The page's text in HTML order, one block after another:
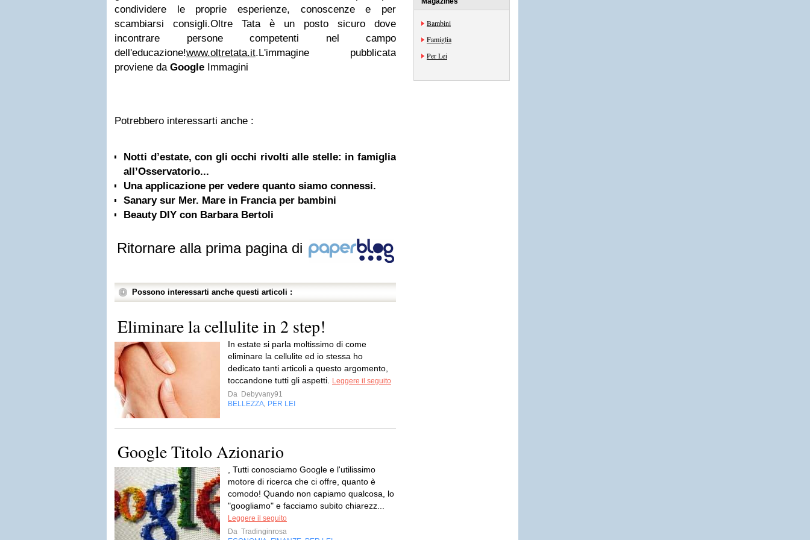
condividere le proprie esperienze, conoscenze e per
scambiarsi consigli.Oltre Tata è un posto sicuro dove
incontrare persone competenti nel campo
dell'educazione!www.oltretata.it.L'immagine pubblicata
proviene da Google Immagini
Potrebbero interessarti anche :
Notti d’estate, con gli occhi rivolti alle stelle: in famiglia
all’Osservatorio...
Una applicazione per vedere quanto siamo connessi.
Sanary sur Mer. Mare in Francia per bambini
Beauty DIY con Barbara Bertoli
Ritornare alla prima pagina di
Possono interessarti anche questi articoli :
Eliminare la cellulite in 2 step!
In estate si parla moltissimo di come
eliminare la cellulite ed io stessa ho
dedicato tanti articoli a questo argomento,
toccandone tutti gli aspetti.
Leggere il seguito
Da Debyvany91
BELLEZZA PER LEI
Google Titolo Azionario
, Tutti conosciamo Google e l'utilissimo
motore di ricerca che ci offre, quanto è
comodo! Quando non capiamo qualcosa, lo
"googliamo" e facciamo subito chiarezz...
Leggere il seguito
Da Tradinginrosa
Bambini
Famiglia
Per Lei